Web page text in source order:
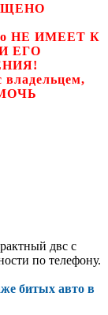
НЕ ИМЕЕТ К
ЕГО
владельцем,
двс с
по телефону.
битых авто в